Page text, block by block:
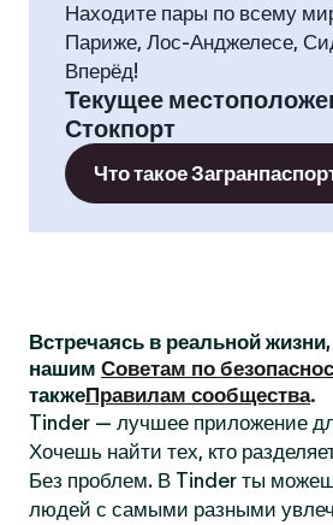
Находите пары по всему
Париже, Лос-Анджелесе,
Вперёд!
Текущее
Стокпорт
Что такое
Встречаясь в реальной
нашим Советам по
такжеПравилам сообщества.
Tinder — лучшее приложение
Хочешь найти тех, кто
Без проблем. В Tinder ты
людей с самыми разными